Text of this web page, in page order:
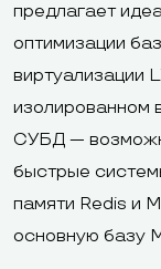
предлагает
оптимизации
виртуализации
изолированном
СУБД —
быстрые
памяти Redis и
основную базу